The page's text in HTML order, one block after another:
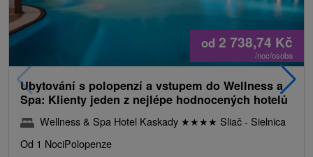
od 2 738,74 Kč
/noc/osoba
Ubytování s polopenzí a vstupem do Wellness a
Spa: Klienty jeden z nejlépe hodnocených hotelů
Wellness & Spa Hotel Kaskady ★★★★ Sliač - Sielnica
Od 1 NociPolopenze